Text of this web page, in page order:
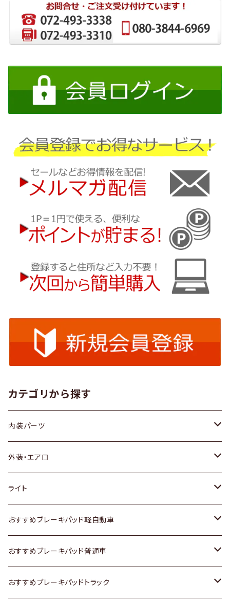
カテゴリから探す
内装パーツ
トヨタ
ホンダ
スズキ
日産
いすゞ
外装・エアロ
トヨタ
ホンダ
スズキ
日産
ライト
トヨタ
スズキ
日産
おすすめブレーキパッド軽自動車
トヨタ
ホンダ
おすすめブレーキパッド普通車
トヨタ
おすすめブレーキパッドトラック